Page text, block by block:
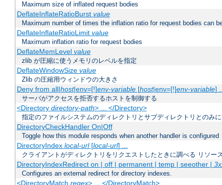
Maximum size of inflated request bodies
DeflateInflateRatioBurst value
Maximum number of times the inflation ratio for request bodies can
DeflateInflateRatioLimit value
Maximum inflation ratio for request bodies
DeflateMemLevel value
zlib が圧縮に使うメモリのレベルを指定
DeflateWindowSize value
Zlib の圧縮用ウィンドウの大きさ
Deny from all|host|env=[!]env-variable[host|env=[!]env-variable]
サーバがアクセスを拒否するホストを制御する
<Directory directory-path> ... </Directory>
指定のファイルシステムのディレクトリとサブディレクトリとのみ
DirectoryCheckHandler On|Off
Toggle how this module responds when another handler is configured
DirectoryIndex local-url[local-url] ...
クライアントがディレクトリをリクエストしたときに調べる リソー
DirectoryIndexRedirect on | off | permanent | temp | seeother |
Configures an external redirect for directory indexes.
<DirectoryMatch regex> ... </DirectoryMatch>